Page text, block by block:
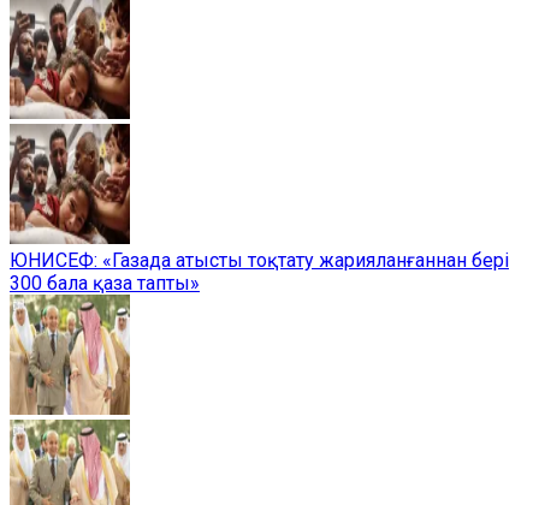
ЮНИСЕФ: «Газада атысты тоқтату жарияланғаннан бері
300 бала қаза тапты»